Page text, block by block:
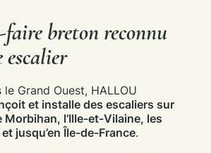
breton reconnu
Grand Ouest, HALLOU
et installe des escaliers sur
Morbihan, l’Ille-et-Vilaine, les
jusqu’en Île-de-France.